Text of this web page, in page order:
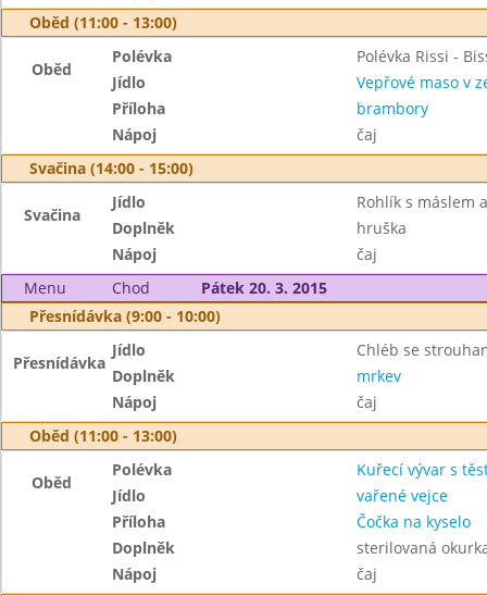
Oběd (11:00 - 13:00)
Oběd
Polévka
Polévka Rissi -
Jídlo
Vepřové maso v
Příloha
brambory
Nápoj
čaj
Svačina (14:00 - 15:00)
Svačina
Jídlo
Rohlík s máslem
Doplněk
hruška
Nápoj
čaj
Menu
Chod
Pátek 20. 3. 2015
Přesnídávka (9:00 - 10:00)
Přesnídávka
Jídlo
Chléb se
Doplněk
mrkev
Nápoj
čaj
Oběd (11:00 - 13:00)
Oběd
Polévka
Kuřecí vývar s
Jídlo
vařené vejce
Příloha
Čočka na kyselo
Doplněk
sterilovaná
Nápoj
čaj